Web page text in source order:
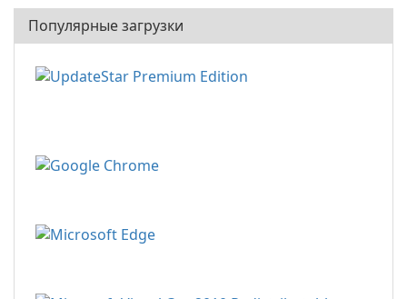
Популярные загрузки